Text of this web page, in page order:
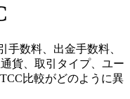
手数料、出金手数料、
貨、取引タイプ、ユー
比較がどのように異